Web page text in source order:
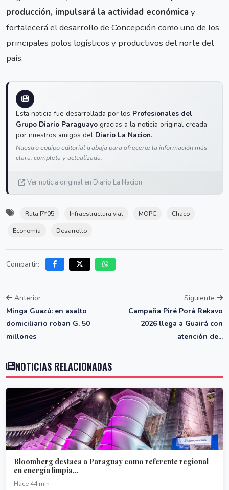
producción, impulsará la actividad económica y
fortalecerá el desarrollo de Concepción como uno de los
principales polos logísticos y productivos del norte del
país.
Esta noticia fue desarrollada por los Profesionales del
Grupo Diario Paraguayo gracias a la noticia original creada
por nuestros amigos del Diario La Nacion.
Nuestro equipo editorial trabaja para ofrecerte la información más
clara, completa y actualizada.
Ver noticia original en Diario La Nacion
Ruta PY05 Infraestructura vial MOPC
Chaco
Economía
Desarrollo
Compartir:
Anterior
Minga Guazú: en asalto
domiciliario roban G. 50
millones
Siguiente
Campaña Piré Porá Rekavo
2026 llega a Guairá con
atención de...
NOTICIAS RELACIONADAS
Bloomberg destaca a Paraguay como referente regional
en energía limpia...
Hace 44 min